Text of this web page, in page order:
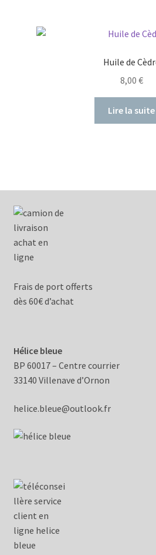
Huile de
8,00 €
Lire la suite
Frais de port offerts
dès 60€ d’achat
Hélice bleue
BP 60017 – Centre courrier
33140 Villenave d’Ornon
helice.bleue@outlook.fr